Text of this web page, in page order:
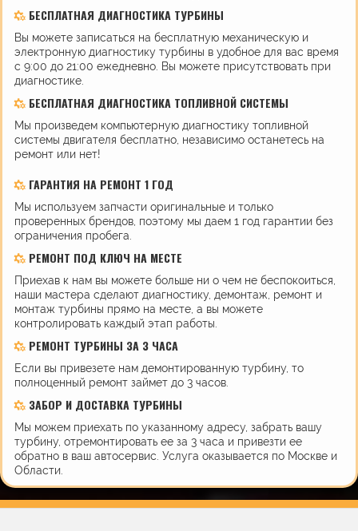
БЕСПЛАТНАЯ ДИАГНОСТИКА ТУРБИНЫ
Вы можете записаться на бесплатную механическую и
электронную диагностику турбины в удобное для вас время
с 9:00 до 21:00 ежедневно. Вы можете присутствовать при
диагностике.
БЕСПЛАТНАЯ ДИАГНОСТИКА ТОПЛИВНОЙ СИСТЕМЫ
Мы произведем компьютерную диагностику топливной
системы двигателя бесплатно, независимо останетесь на
ремонт или нет!
ГАРАНТИЯ НА РЕМОНТ 1 ГОД
Мы используем запчасти оригинальные и только
проверенных брендов, поэтому мы даем 1 год гарантии без
ограничения пробега.
РЕМОНТ ПОД КЛЮЧ НА МЕСТЕ
Приехав к нам вы можете больше ни о чем не беспокоиться,
наши мастера сделают диагностику, демонтаж, ремонт и
монтаж турбины прямо на месте, а вы можете
контролировать каждый этап работы.
РЕМОНТ ТУРБИНЫ ЗА 3 ЧАСА
Если вы привезете нам демонтированную турбину, то
полноценный ремонт займет до 3 часов.
ЗАБОР И ДОСТАВКА ТУРБИНЫ
Мы можем приехать по указанному адресу, забрать вашу
турбину, отремонтировать ее за 3 часа и привезти ее
обратно в ваш автосервис. Услуга оказывается по Москве и
Области.